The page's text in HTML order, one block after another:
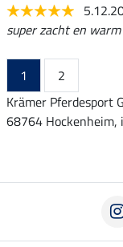
super zacht en warm
1
2
Krämer Pferdesport
68764 Hockenheim,